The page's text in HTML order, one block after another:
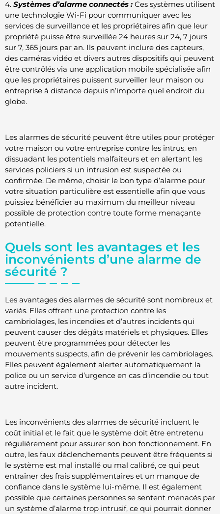
4. Systèmes d’alarme connectés : Ces systèmes utilisent
une technologie Wi-Fi pour communiquer avec les
services de surveillance et les propriétaires afin que leur
propriété puisse être surveillée 24 heures sur 24, 7 jours
sur 7, 365 jours par an. Ils peuvent inclure des capteurs,
des caméras vidéo et divers autres dispositifs qui peuvent
être contrôlés via une application mobile spécialisée afin
que les propriétaires puissent surveiller leur maison ou
entreprise à distance depuis n’importe quel endroit du
globe.
Les alarmes de sécurité peuvent être utiles pour protéger
votre maison ou votre entreprise contre les intrus, en
dissuadant les potentiels malfaiteurs et en alertant les
services policiers si un intrusion est suspectée ou
confirmée. De même, choisir le bon type d’alarme pour
votre situation particulière est essentielle afin que vous
puissiez bénéficier au maximum du meilleur niveau
possible de protection contre toute forme menaçante
potentielle.
Quels sont les avantages et les
inconvénients d’une alarme de
sécurité ?
Les avantages des alarmes de sécurité sont nombreux et
variés. Elles offrent une protection contre les
cambriolages, les incendies et d’autres incidents qui
peuvent causer des dégâts matériels et physiques. Elles
peuvent être programmées pour détecter les
mouvements suspects, afin de prévenir les cambriolages.
Elles peuvent également alerter automatiquement la
police ou un service d’urgence en cas d’incendie ou tout
autre incident.
Les inconvénients des alarmes de sécurité incluent le
coût initial et le fait que le système doit être entretenu
régulièrement pour assurer son bon fonctionnement. En
outre, les faux déclenchements peuvent être fréquents si
le système est mal installé ou mal calibré, ce qui peut
entraîner des frais supplémentaires et un manque de
confiance dans le système lui-même. Il est également
possible que certaines personnes se sentent menacés par
un système d’alarme trop intrusif, ce qui pourrait donner